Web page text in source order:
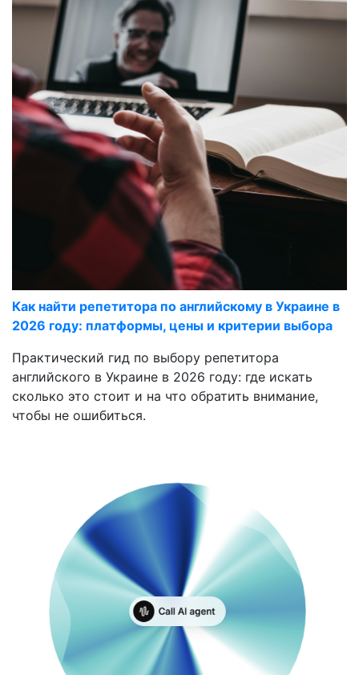
Как найти репетитора по английскому в Украине в
2026 году: платформы, цены и критерии выбора
Практический гид по выбору репетитора
английского в Украине в 2026 году: где искать
сколько это стоит и на что обратить внимание,
чтобы не ошибиться.